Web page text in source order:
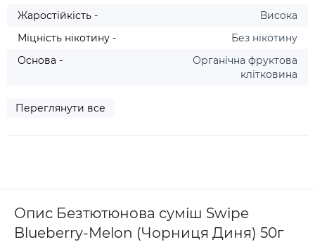
Жаростійкість -
Висока
Міцність нікотину -
Без нікотину
Основа -
Органічна фруктова
клітковина
Переглянути все
Опис Безтютюнова суміш Swipe
Blueberry-Melon (Чорниця Диня) 50г